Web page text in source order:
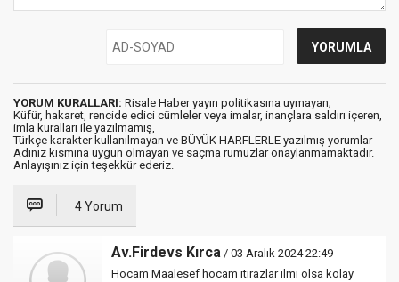
YORUM KURALLARI: Risale Haber yayın politikasına uymayan;
Küfür, hakaret, rencide edici cümleler veya imalar, inançlara saldırı içeren,
imla kuralları ile yazılmamış,
Türkçe karakter kullanılmayan ve BÜYÜK HARFLERLE yazılmış yorumlar
Adınız kısmına uygun olmayan ve saçma rumuzlar onaylanmamaktadır.
Anlayışınız için teşekkür ederiz.
4 Yorum
Av.Firdevs Kırca / 03 Aralık 2024 22:49
Hocam Maalesef hocam itirazlar ilmi olsa kolay